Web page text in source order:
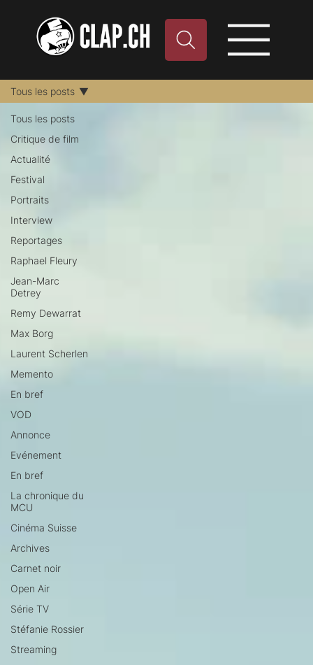
Tous les posts
Critique de film
Actualité
Festival
Portraits
Interview
Reportages
Raphael Fleury
Jean-Marc
Detrey
Remy Dewarrat
Max Borg
Laurent Scherlen
Memento
En bref
VOD
Annonce
Evénement
En bref
La chronique du
MCU
Cinéma Suisse
Archives
Carnet noir
Open Air
Série TV
Stéfanie Rossier
Streaming
Tous les posts